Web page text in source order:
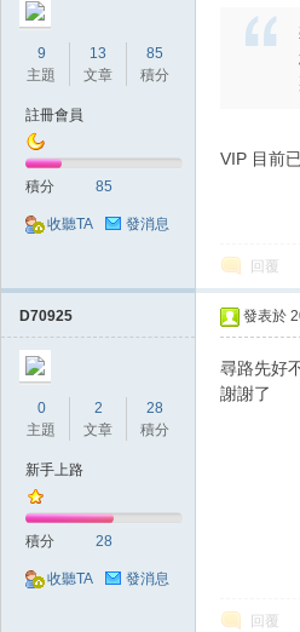
9
主題
13
文章
85
積分
註冊會員
積分 85
收聽TA 發消息
VIP 目前
回覆
D70925
0
主題
2
文章
28
積分
新手上路
積分 28
收聽TA 發消息
發表於
尋路先好
謝謝了
回覆